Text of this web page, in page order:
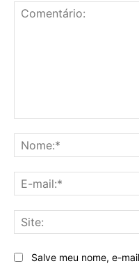
Salve meu nome, e-